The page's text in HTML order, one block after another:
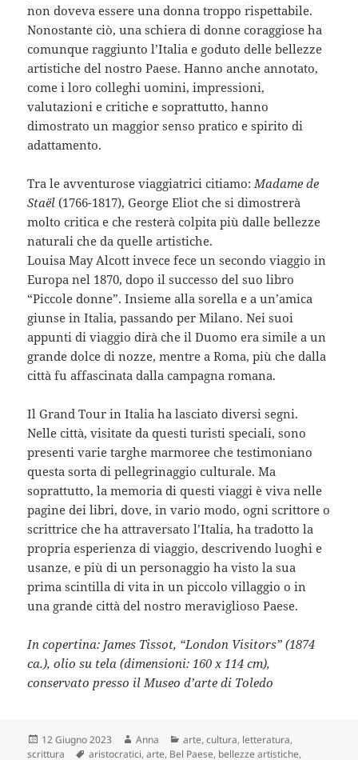
non doveva essere una donna troppo rispettabile.
Nonostante ciò, una schiera di donne coraggiose ha
comunque raggiunto l’Italia e goduto delle bellezze
artistiche del nostro Paese. Hanno anche annotato,
come i loro colleghi uomini, impressioni,
valutazioni e critiche e soprattutto, hanno
dimostrato un maggior senso pratico e spirito di
adattamento.
Tra le avventurose viaggiatrici citiamo: Madame de
Staël (1766-1817), George Eliot che si dimostrerà
molto critica e che resterà colpita più dalle bellezze
naturali che da quelle artistiche.
Louisa May Alcott invece fece un secondo viaggio in
Europa nel 1870, dopo il successo del suo libro
“Piccole donne”. Insieme alla sorella e a un’amica
giunse in Italia, passando per Milano. Nei suoi
appunti di viaggio dirà che il Duomo era simile a un
grande dolce di nozze, mentre a Roma, più che dalla
città fu affascinata dalla campagna romana.
Il Grand Tour in Italia ha lasciato diversi segni.
Nelle città, visitate da questi turisti speciali, sono
presenti varie targhe marmoree che testimoniano
questa sorta di pellegrinaggio culturale. Ma
soprattutto, la memoria di questi viaggi è viva nelle
pagine dei libri, dove, in vario modo, ogni scrittore o
scrittrice che ha attraversato l’Italia, ha tradotto la
propria esperienza di viaggio, descrivendo luoghi e
usanze, e più di un personaggio ha visto la sua
prima scintilla di vita in un piccolo villaggio o in
una grande città del nostro meraviglioso Paese.
In copertina: James Tissot, “London Visitors” (1874
ca.), olio su tela (dimensioni: 160 x 114 cm),
conservato presso il Museo d’arte di Toledo
Scritto
il
12 Giugno 2023 Autore
Anna Categorie
arte,cultura, letteratura,
scrittura
Tag
aristocratici,arte, Bel Paese, bellezze artistiche,